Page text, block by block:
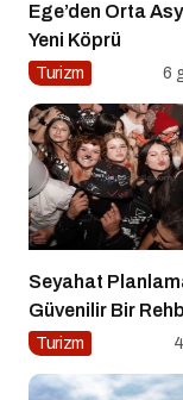
Ege’den Orta
Yeni Köprü
Turizm 6
Seyahat
Güvenilir Bir
Tripcoholic
Turizm